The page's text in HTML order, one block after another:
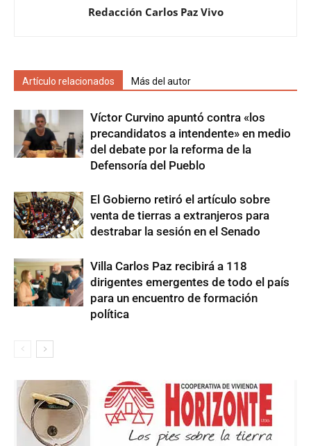
Redacción Carlos Paz Vivo
Artículo relacionados Más del autor
Víctor Curvino apuntó contra «los
precandidatos a intendente» en medio
del debate por la reforma de la
Defensoría del Pueblo
El Gobierno retiró el artículo sobre
venta de tierras a extranjeros para
destrabar la sesión en el Senado
Villa Carlos Paz recibirá a 118
dirigentes emergentes de todo el país
para un encuentro de formación
política